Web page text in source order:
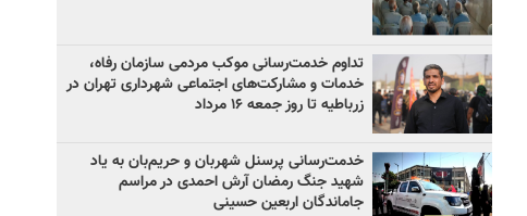
تداوم خدمت‌رسانی موکب مردمی سازمان رفاه،
خدمات و مشارکت‌های اجتماعی شهرداری تهران در
زرباطیه تا روز جمعه ۱۶ مرداد
خدمت‌رسانی پرسنل شهربان و حریم‌بان به یاد
شهید جنگ رمضان آرش احمدی در مراسم
جاماندگان اربعین حسینی